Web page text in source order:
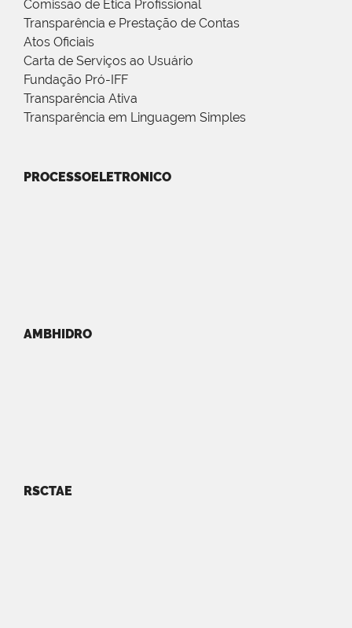
Comissão de Ética Profissional
Transparência e Prestação de Contas
Atos Oficiais
Carta de Serviços ao Usuário
Fundação Pró-IFF
Transparência Ativa
Transparência em Linguagem Simples
PROCESSOELETRONICO
AMBHIDRO
RSCTAE